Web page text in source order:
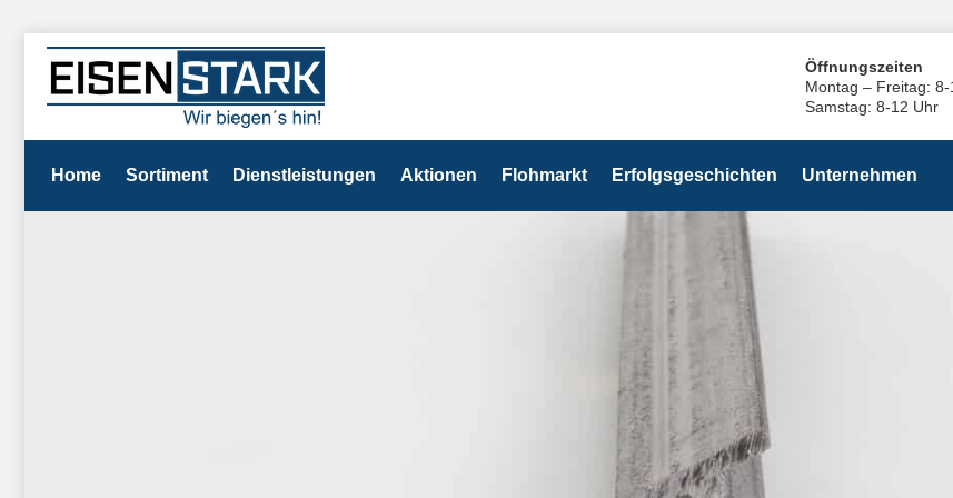
Öffnungszeiten
Montag – Freitag:
Samstag: 8-12 Uhr
Home Sortiment Dienstleistungen Aktionen Flohmarkt Erfolgsgeschichten Unternehmen